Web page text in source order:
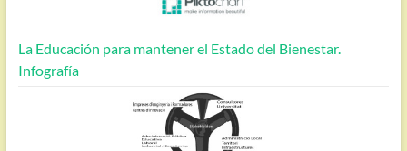
La Educación para mantener el Estado del Bienestar.
Infografía